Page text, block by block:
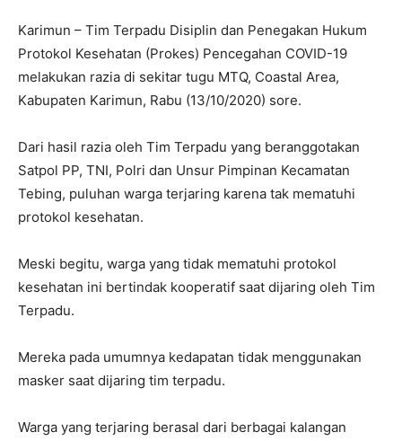
Karimun – Tim Terpadu Disiplin dan Penegakan Hukum
Protokol Kesehatan (Prokes) Pencegahan COVID-19
melakukan razia di sekitar tugu MTQ, Coastal Area,
Kabupaten Karimun, Rabu (13/10/2020) sore.
Dari hasil razia oleh Tim Terpadu yang beranggotakan
Satpol PP, TNI, Polri dan Unsur Pimpinan Kecamatan
Tebing, puluhan warga terjaring karena tak mematuhi
protokol kesehatan.
Meski begitu, warga yang tidak mematuhi protokol
kesehatan ini bertindak kooperatif saat dijaring oleh Tim
Terpadu.
Mereka pada umumnya kedapatan tidak menggunakan
masker saat dijaring tim terpadu.
Warga yang terjaring berasal dari berbagai kalangan